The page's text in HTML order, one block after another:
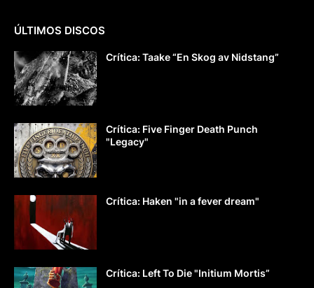
ÚLTIMOS DISCOS
Crítica: Taake “En Skog av Nidstang”
Crítica: Five Finger Death Punch
"Legacy"
Crítica: Haken "in a fever dream"
Crítica: Left To Die "Initium Mortis”